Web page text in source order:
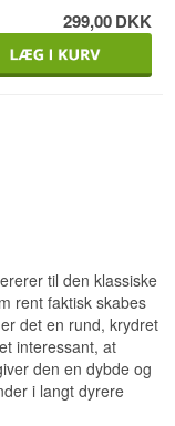
Se alle gins fra Gunroom
• Navn: Gunroom
Enebær mm. •
London Dry Gin
299,00DKK
til den klassiske
rent faktisk skabes
det en rund, krydret
interessant, at
den en dybde og
i langt dyrere